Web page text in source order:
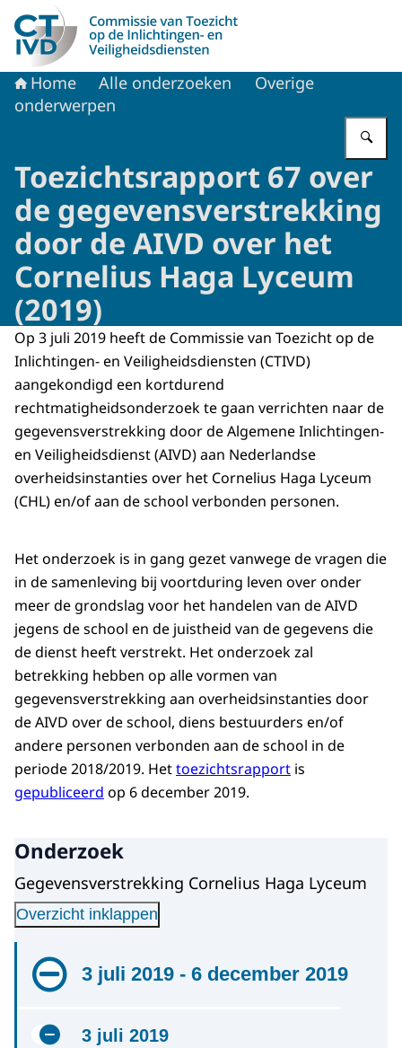
Naar de homepage van CTIVD
Home Alle onderzoeken
Overige
onderwerpen
Toezichtsrapport 67 over
de gegevensverstrekking
door de AIVD over het
Cornelius Haga Lyceum
(2019)
Op 3 juli 2019 heeft de Commissie van Toezicht op de
Inlichtingen- en Veiligheidsdiensten (CTIVD)
aangekondigd een kortdurend
rechtmatigheidsonderzoek te gaan verrichten naar de
gegevensverstrekking door de Algemene Inlichtingen-
en Veiligheidsdienst (AIVD) aan Nederlandse
overheidsinstanties over het Cornelius Haga Lyceum
(CHL) en/of aan de school verbonden personen.
Het onderzoek is in gang gezet vanwege de vragen die
in de samenleving bij voortduring leven over onder
meer de grondslag voor het handelen van de AIVD
jegens de school en de juistheid van de gegevens die
de dienst heeft verstrekt. Het onderzoek zal
betrekking hebben op alle vormen van
gegevensverstrekking aan overheidsinstanties door
de AIVD over de school, diens bestuurders en/of
andere personen verbonden aan de school in de
periode 2018/2019. Hettoezichtsrapport is
gepubliceerd op 6 december 2019.
Onderzoek
Gegevensverstrekking Cornelius Haga Lyceum
Overzicht inklappen
3 juli 2019 - 6 december 2019
3 juli 2019